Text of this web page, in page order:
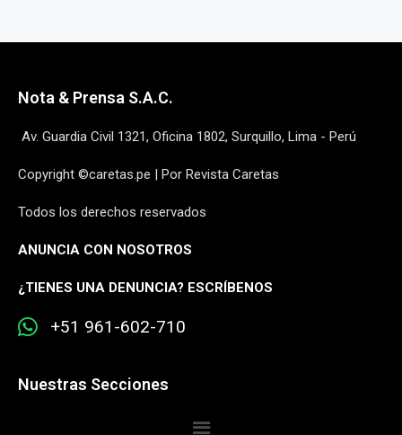
Nota & Prensa S.A.C.
Av. Guardia Civil 1321, Oficina 1802, Surquillo, Lima - Perú
Copyright ©caretas.pe | Por Revista Caretas
Todos los derechos reservados
ANUNCIA CON NOSOTROS
¿TIENES UNA DENUNCIA? ESCRÍBENOS
+51 961-602-710
Nuestras Secciones